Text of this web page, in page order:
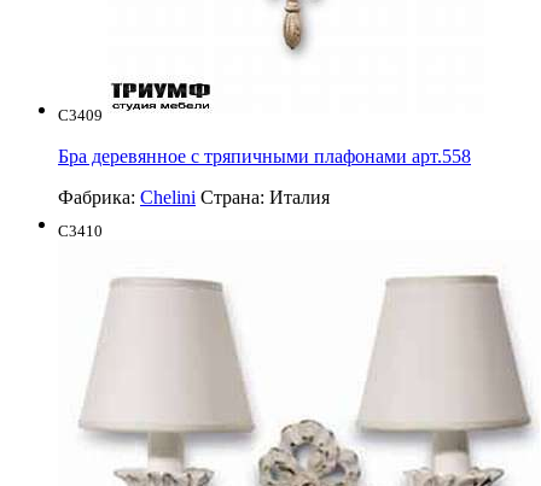
C3409
Бра деревянное с тряпичными плафонами арт.558
Фабрика: Chelini Страна: Италия
C3410